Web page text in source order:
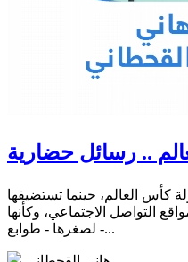
.. رسائل حضارية
كأس العالم، حينما تستضيفها
صفحات مواقع التواصل الاجتماعي، وكأنها
- لصغرها - طوابع...